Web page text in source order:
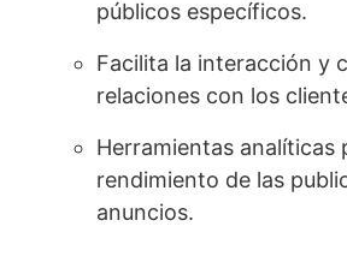
públicos específicos.
Facilita la interacción y
relaciones con los
Herramientas analíticas
rendimiento de las
anuncios.